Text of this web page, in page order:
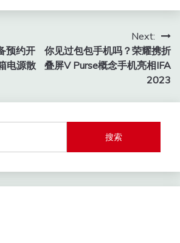
预约开
电源散
Next:
你见过包包手机吗？荣耀携折
叠屏V Purse概念手机亮相IFA
2023